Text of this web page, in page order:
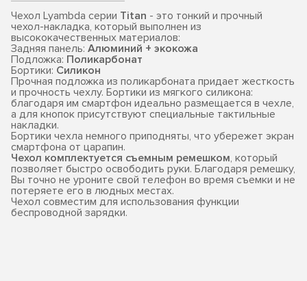
Чехол Lyambda серии Titan - это тонкий и прочный
чехол-накладка, который выполнен из
высококачественных материалов:
Задняя панель: Алюминий + экокожа
Подложка: Поликарбонат
Бортики: Силикон
Прочная подложка из поликарбоната придает жесткость
и прочность чехлу. Бортики из мягкого силикона:
благодаря им смартфон идеально размещается в чехле,
а для кнопок присутствуют специальные тактильные
накладки.
Бортики чехла немного приподняты, что убережет экран
смартфона от царапин.
Чехол комплектуется съемным ремешком, который
позволяет быстро освободить руки. Благодаря ремешку,
Вы точно не уроните свой телефон во время съемки и не
потеряете его в людных местах.
Чехол совместим для использования функции
беспроводной зарядки.